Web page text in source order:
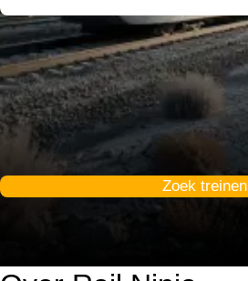
Zoek treinen